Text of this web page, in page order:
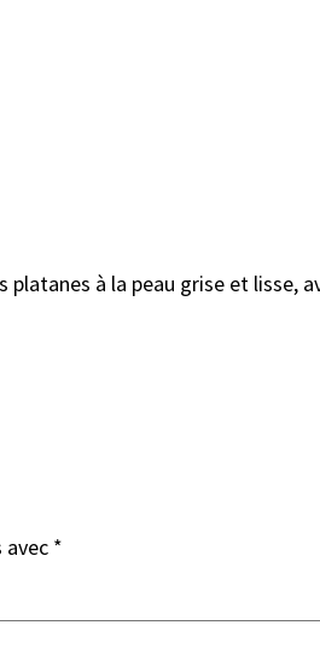
à la peau grise et lisse,
avec *